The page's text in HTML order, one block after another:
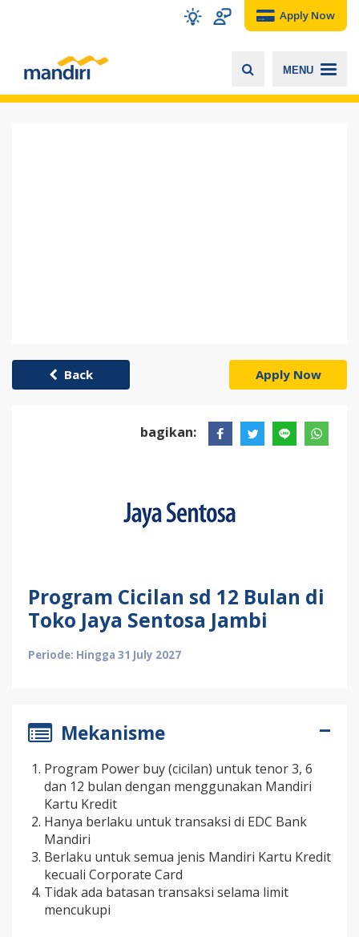
Apply Now
MENU
Back Apply Now
bagikan:
Program Cicilan sd 12 Bulan di
Toko Jaya Sentosa Jambi
Periode: Hingga 31 July 2027
Mekanisme
Program Power buy (cicilan) untuk tenor 3, 6
dan 12 bulan dengan menggunakan Mandiri
Kartu Kredit
Hanya berlaku untuk transaksi di EDC Bank
Mandiri
Berlaku untuk semua jenis Mandiri Kartu Kredit
kecuali Corporate Card
Tidak ada batasan transaksi selama limit
mencukupi